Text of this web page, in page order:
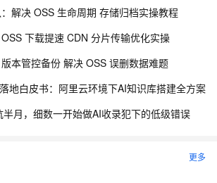
解决 OSS 生命周期 存储归档实操教程
下载提速 CDN 分片传输优化实操
本管控备份 解决 OSS 误删数据难题
地白皮书：阿里云环境下AI知识库搭建全方案
月，细数一开始做AI收录犯下的低级错误
更多